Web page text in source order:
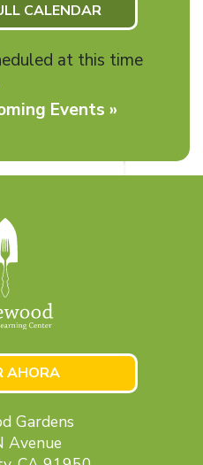
CALENDAR
at this time
Events »
AHORA
Gardens
Avenue